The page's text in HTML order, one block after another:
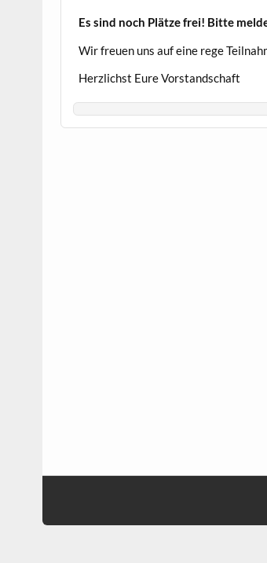
Es sind noch Plätze frei! Bitte
Wir freuen uns auf eine rege
Herzlichst Eure Vorstandschaft